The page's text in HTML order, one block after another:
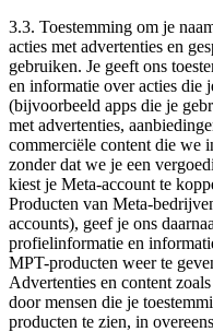
3.3. Toestemming om je
acties met advertenties en
gebruiken. Je geeft ons
en informatie over acties die
(bijvoorbeeld apps die je
met advertenties,
commerciële content die we
zonder dat we je een
kiest je Meta-account te
Producten van Meta-
accounts), geef je ons
profielinformatie en
MPT-producten weer te
Advertenties en content
door mensen die je
producten te zien, in